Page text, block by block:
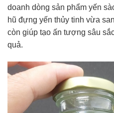
doanh dòng sản phẩm yến
hũ đựng yến thủy tinh vừa
còn giúp tạo ấn tượng sâu
quả.